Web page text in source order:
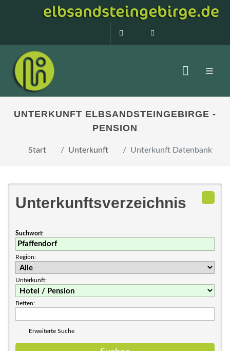
0160 99873408
UNTERKUNFT ELBSANDSTEINGEBIRGE -
PENSION
Start Unterkunft Unterkunft Datenbank
Unterkunftsverzeichnis
Suchwort:
Region:
Unterkunft:
Betten:
Erweiterte Suche